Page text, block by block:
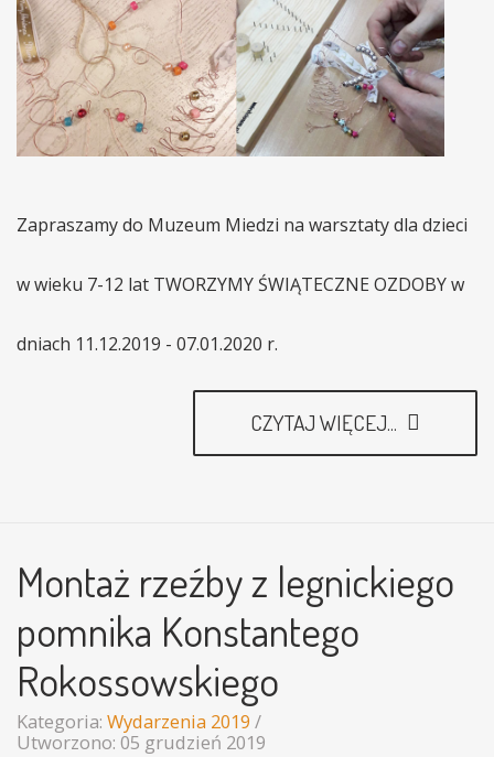
Zapraszamy do Muzeum Miedzi na warsztaty dla dzieci
w wieku 7-12 lat TWORZYMY ŚWIĄTECZNE OZDOBY w
dniach 11.12.2019 - 07.01.2020 r.
CZYTAJ WIĘCEJ...
Montaż rzeźby z legnickiego
pomnika Konstantego
Rokossowskiego
Kategoria: Wydarzenia 2019
Utworzono: 05 grudzień 2019